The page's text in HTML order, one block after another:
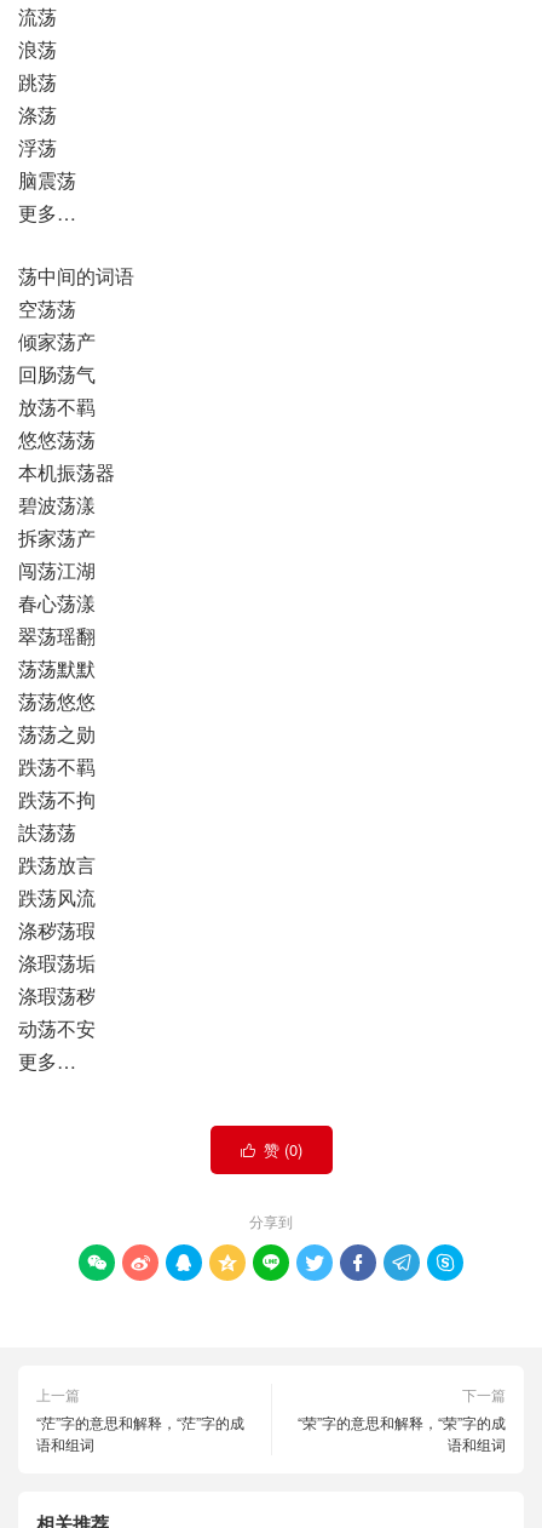
流荡
浪荡
跳荡
涤荡
浮荡
脑震荡
更多…
荡中间的词语
空荡荡
倾家荡产
回肠荡气
放荡不羁
悠悠荡荡
本机振荡器
碧波荡漾
拆家荡产
闯荡江湖
春心荡漾
翠荡瑶翻
荡荡默默
荡荡悠悠
荡荡之勋
跌荡不羁
跌荡不拘
詄荡荡
跌荡放言
跌荡风流
涤秽荡瑕
涤瑕荡垢
涤瑕荡秽
动荡不安
更多…
 赞 (0)
分享到
        
上一篇
“茫”字的意思和解释，“茫”字的成
语和组词
下一篇
“荣”字的意思和解释，“荣”字的成
语和组词